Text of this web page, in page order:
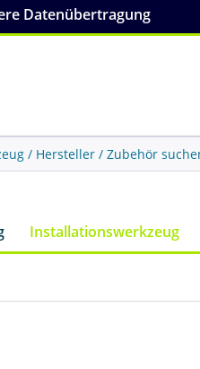
Datenübertragung
Installationswerkzeug